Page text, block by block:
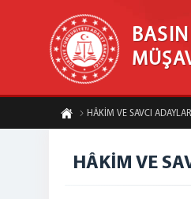
HÂKİM VE SAVCI
HÂKİM VE